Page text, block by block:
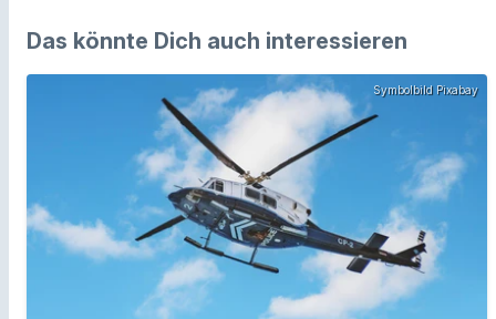
Das könnte Dich auch interessieren
Symbolbild Pixabay